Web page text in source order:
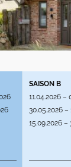
SAISON B
11.04.2026 –
30.05.2026 –
15.09.2026 –